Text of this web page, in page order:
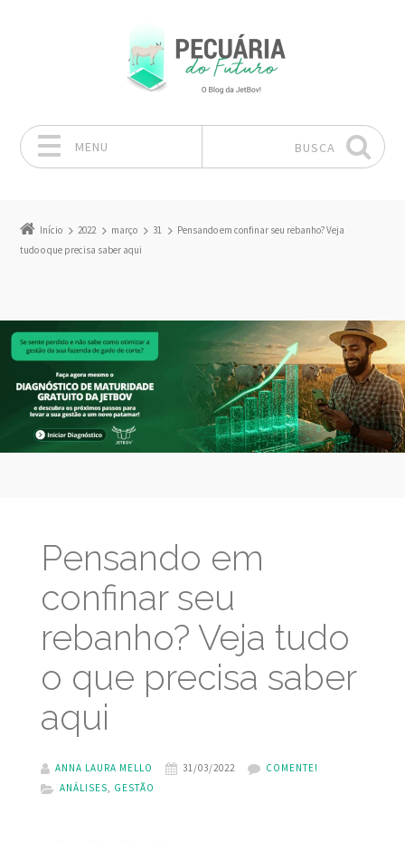
MENU BUSCA
Início 2022 março 31
Pensando em confinar seu rebanho? Veja
tudo o que precisa saber aqui
Pensando em
confinar seu
rebanho? Veja tudo
o que precisa saber
aqui
ANNA LAURA MELLO 31/03/2022
COMENTE!
ANÁLISES, GESTÃO